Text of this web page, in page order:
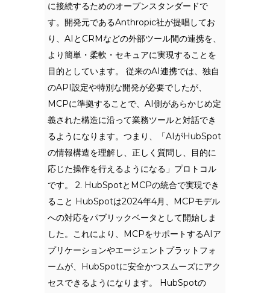
に接続するためのオープンスタンダードで
す。開発元であるAnthropic社が提唱してお
り、AIとCRMなどの外部ツール間の連携を、
より簡単・柔軟・セキュアに実現することを
目的としています。 従来のAI連携では、独自
のAPI設定や特別な開発が必要でしたが、
MCPに準拠することで、AI側があらかじめ定
義された構造に沿って業務ツールと対話でき
るようになります。つまり、「AIがHubSpot
の情報構造を理解し、正しく質問し、目的に
応じた操作を行えるようになる」プロトコル
です。 2. HubSpotとMCPの統合で実現でき
ること HubSpotは2024年4月、MCPモデル
への対応をパブリックベータとして開始しま
した。これにより、MCPをサポートするAIア
プリケーションやエージェントプラットフォ
ームが、HubSpotに安全かつスムーズにアク
セスできるようになります。 HubSpotの